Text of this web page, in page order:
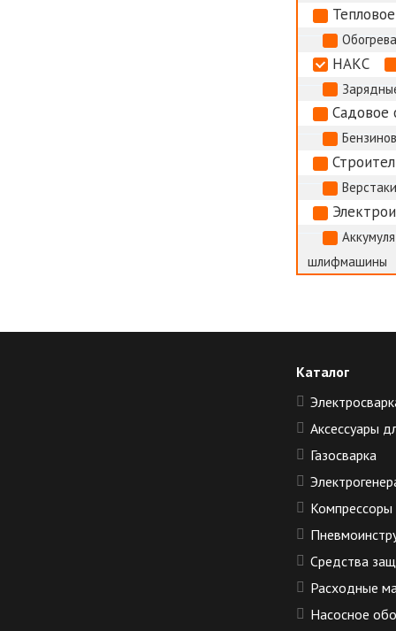
НАКС
Садовое
шлифмашины
Каталог
Аксессуары
Газосварка
Компрессоры
Средства
Расходные
Насосное